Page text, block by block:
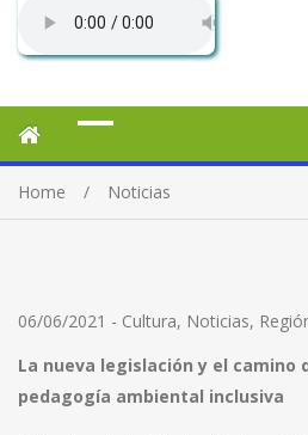
Home Noticias
06/06/2021 - Cultura, Noticias,
La nueva legislación y el camino
pedagogía ambiental inclusiva